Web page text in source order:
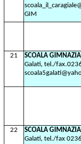
GIM
21
SCOALA
Galati, tel./
22
SCOALA
Galati, tel./fax